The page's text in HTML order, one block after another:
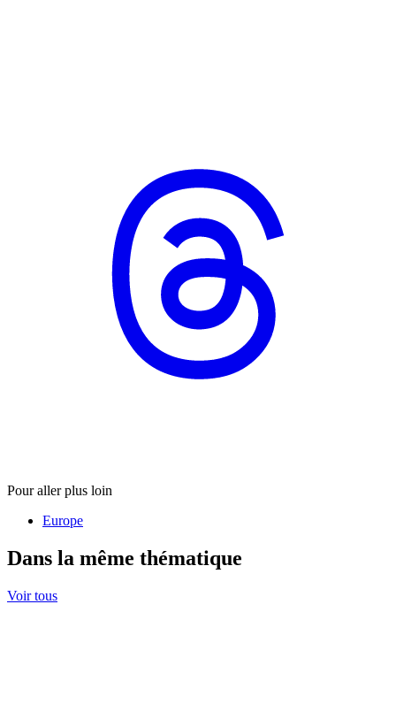
Pour aller plus loin
Europe
Dans la même thématique
Voir tous